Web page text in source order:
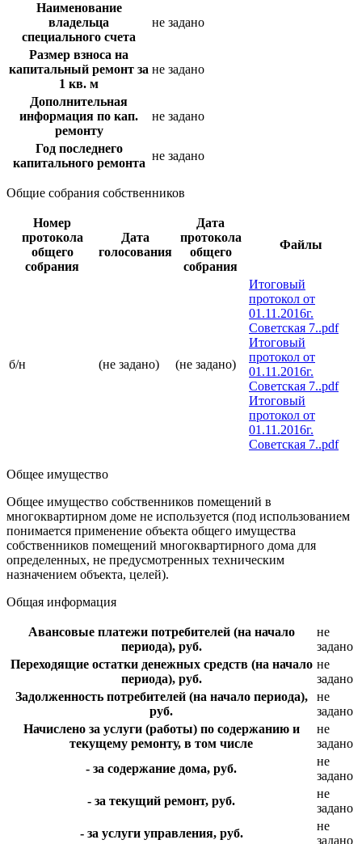
Наименование
владельца
специального счета
не задано
Размер взноса на
капитальный ремонт за
1 кв. м
не задано
Дополнительная
информация по кап.
ремонту
не задано
Год последнего
капитального ремонта
не задано
Общие собрания собственников
Номер
протокола
общего
собрания
Дата
голосования
Дата
протокола
общего
собрания
Файлы
б/н (не задано) (не задано)
Итоговый
протокол от
01.11.2016г.
Советская 7..pdf
Итоговый
протокол от
01.11.2016г.
Советская 7..pdf
Итоговый
протокол от
01.11.2016г.
Советская 7..pdf
Общее имущество
Общее имущество собственников помещений в
многоквартирном доме не используется (под использованием
понимается применение объекта общего имущества
собственников помещений многоквартирного дома для
определенных, не предусмотренных техническим
назначением объекта, целей).
Общая информация
Авансовые платежи потребителей (на начало
периода), руб.
не
задано
Переходящие остатки денежных средств (на начало
периода), руб.
не
задано
Задолженность потребителей (на начало периода),
руб.
не
задано
Начислено за услуги (работы) по содержанию и
текущему ремонту, в том числе
не
задано
- за содержание дома, руб.
не
задано
- за текущий ремонт, руб.
не
задано
- за услуги управления, руб.
не
задано